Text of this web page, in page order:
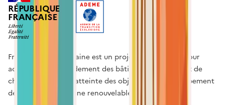
RÉPUBLIQUE
FRANÇAISE
France Chaleur Urbaine est un projet d'innovation pour
accélérer le raccordement des bâtiments aux réseaux de
chaleur en vue de l'atteinte des objectifs de développement
de la chaleur d'origine renouvelable.